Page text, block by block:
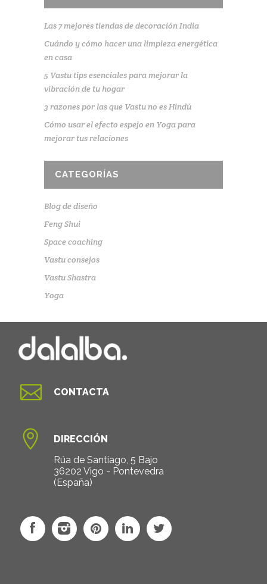
Las 7 mejores tiendas de decoración India
Cuándo y cómo hacer una limpieza energética
en casa
5 Vastu tips esenciales para mejorar la
vibración de tu hogar
3 razones por las que Vastu no es Hindú
Cómo usar el efecto espejo en Yoga para
mejorar tus relaciones
CATEGORÍAS
Blog de diseño
Feng Shui
Space coaching
Vastu consejos
Vastu Shastra
Yoga
 CONTACTA

DIRECCIÓN
Rúa de Santiago, 5 Bajo
36202 Vigo - Pontevedra
(España)